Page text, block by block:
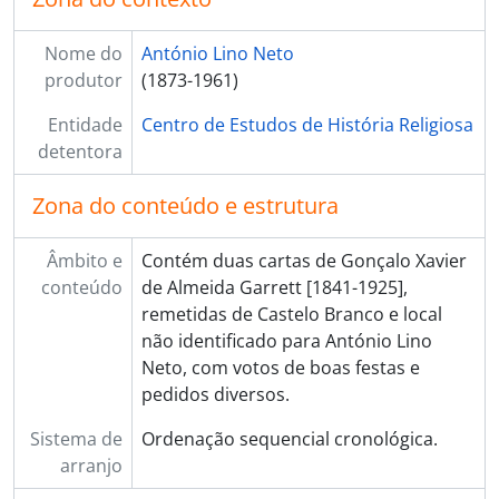
[Subsérie] 159 - Júnior, José Alves Monteiro, [s.d.]
[Subsérie] 160 - Junta de Paróquia de Carvoeiro, 1910 - ?
[Subsérie] 161 - Junta de Paróquia de Evendos, 1910 - ?
[Subsérie] 162 - Justo, padre Francisco Gonçalves, 1956 - ?
[Subsérie] 163 - Kaizeler, Victor Júlio Paulo, [s.d.]
[Subsérie] 165 - Lara, António Sousa, 1924 - ?
[Subsérie] 166 - Laranjo, José Frederico, [1898 - 1909]
[Subsérie] 168 - Leite, padre António, [ant. 1965]
[Subsérie] 169 - Leite, padre Crispim Gomes, 1938 - ?
[Subsérie] 170 - Lemos, Pedro Tovar de (2º Conde de Tovar), 1910 - ?
[Subsérie] 171 - Lencastre, António de B. Teixeira de, [s.d.]
[Subsérie] 172 - Lencastre, José de, 1910 - ?
[Subsérie] 173 - Lerias, padre José Vicente, 1920 - ?
[Subsérie] 175 - Lima, Henrique Ferreira, 1939 - ?
[Subsérie] 177 - Lima, padre António Pereira, 1926 - ?
Nome do
produtor
António Lino Neto
(1873-1961)
Entidade
detentora
Centro de Estudos de História Religiosa
Zona do conteúdo e estrutura
Âmbito e
conteúdo
Contém duas cartas de Gonçalo Xavier
de Almeida Garrett [1841-1925],
remetidas de Castelo Branco e local
não identificado para António Lino
Neto, com votos de boas festas e
pedidos diversos.
Sistema de
arranjo
Ordenação sequencial cronológica.